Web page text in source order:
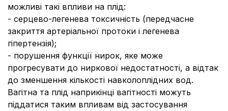
можливі такі впливи на плід:
- серцево-легенева токсичність (передчасне
закриття артеріальної протоки і легенева
гіпертензія);
- порушення функції нирок, яке може
прогресувати до ниркової недостатності, а відтак
до зменшення кількості навколоплідних вод.
Вагітна та плід наприкінці вагітності можуть
піддатися таким впливам від застосування